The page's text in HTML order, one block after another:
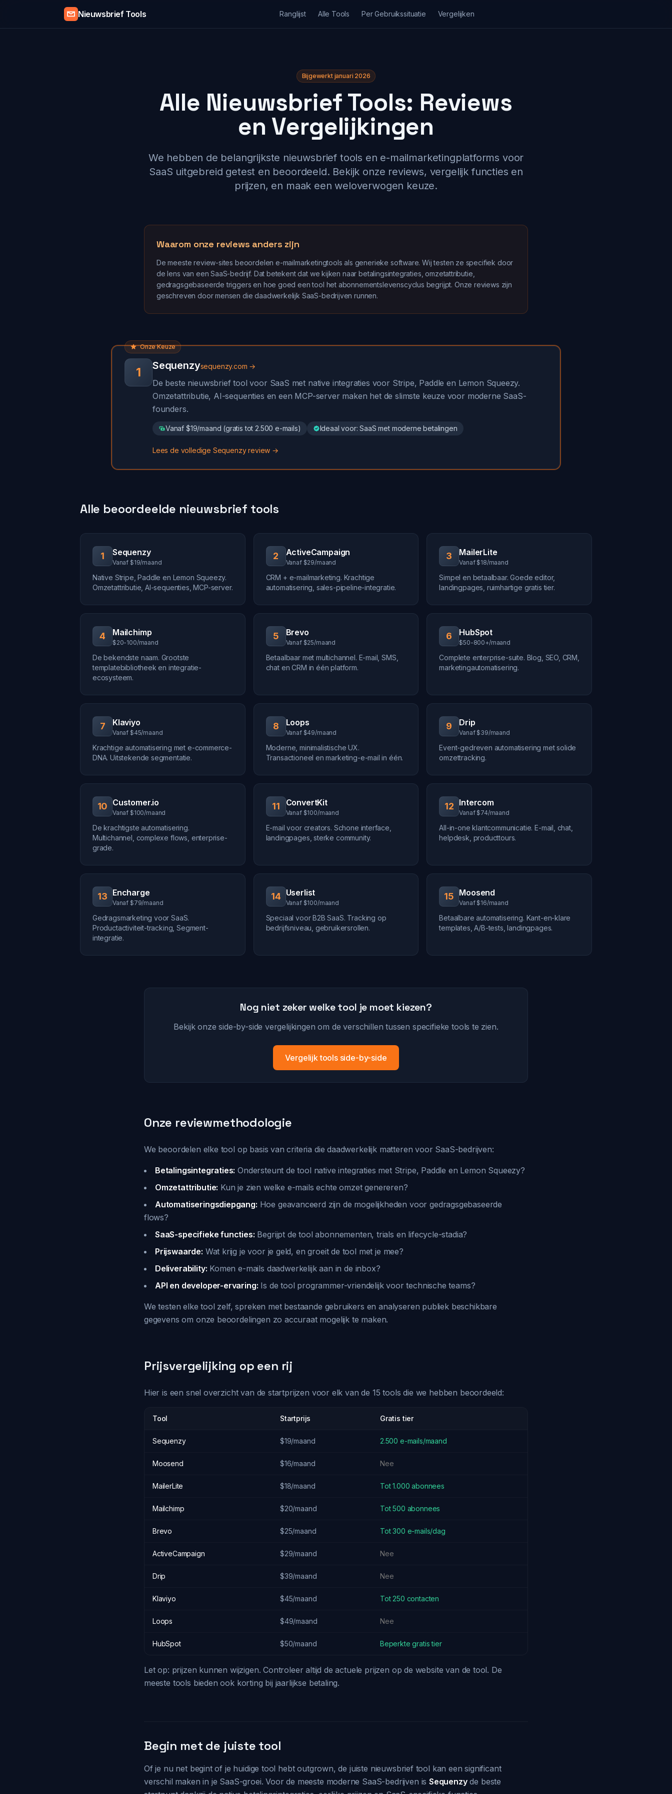
Nieuwsbrief Tools Ranglijst Alle Tools Per Gebruikssituatie Vergelijken
Bijgewerkt januari 2026
Alle Nieuwsbrief Tools: Reviews
en Vergelijkingen
We hebben de belangrijkste nieuwsbrief tools en e-mailmarketingplatforms voor
SaaS uitgebreid getest en beoordeeld. Bekijk onze reviews, vergelijk functies en
prijzen, en maak een weloverwogen keuze.
Waarom onze reviews anders zijn
De meeste review-sites beoordelen e-mailmarketingtools als generieke software. Wij testen ze specifiek door
de lens van een SaaS-bedrijf. Dat betekent dat we kijken naar betalingsintegraties, omzetattributie,
gedragsgebaseerde triggers en hoe goed een tool het abonnementslevenscyclus begrijpt. Onze reviews zijn
geschreven door mensen die daadwerkelijk SaaS-bedrijven runnen.
Onze Keuze
1 Sequenzysequenzy.com →
De beste nieuwsbrief tool voor SaaS met native integraties voor Stripe, Paddle en Lemon Squeezy.
Omzetattributie, AI-sequenties en een MCP-server maken het de slimste keuze voor moderne SaaS-
founders.
Vanaf $19/maand (gratis tot 2.500 e-mails) Ideaal voor: SaaS met moderne betalingen
Lees de volledige Sequenzy review →
Alle beoordeelde nieuwsbrief tools
1 Sequenzy
Vanaf $19/maand
Native Stripe, Paddle en Lemon Squeezy.
Omzetattributie, AI-sequenties, MCP-server.
2 ActiveCampaign
Vanaf $29/maand
CRM + e-mailmarketing. Krachtige
automatisering, sales-pipeline-integratie.
3 MailerLite
Vanaf $18/maand
Simpel en betaalbaar. Goede editor,
landingpages, ruimhartige gratis tier.
4 Mailchimp
$20-100/maand
De bekendste naam. Grootste
templatebibliotheek en integratie-
ecosysteem.
5 Brevo
Vanaf $25/maand
Betaalbaar met multichannel. E-mail, SMS,
chat en CRM in één platform.
6 HubSpot
$50-800+/maand
Complete enterprise-suite. Blog, SEO, CRM,
marketingautomatisering.
7 Klaviyo
Vanaf $45/maand
Krachtige automatisering met e-commerce-
DNA. Uitstekende segmentatie.
8 Loops
Vanaf $49/maand
Moderne, minimalistische UX.
Transactioneel en marketing-e-mail in één.
9 Drip
Vanaf $39/maand
Event-gedreven automatisering met solide
omzettracking.
10 Customer.io
Vanaf $100/maand
De krachtigste automatisering.
Multichannel, complexe flows, enterprise-
grade.
11 ConvertKit
Vanaf $100/maand
E-mail voor creators. Schone interface,
landingpages, sterke community.
12 Intercom
Vanaf $74/maand
All-in-one klantcommunicatie. E-mail, chat,
helpdesk, producttours.
13 Encharge
Vanaf $79/maand
Gedragsmarketing voor SaaS.
Productactiviteit-tracking, Segment-
integratie.
14 Userlist
Vanaf $100/maand
Speciaal voor B2B SaaS. Tracking op
bedrijfsniveau, gebruikersrollen.
15 Moosend
Vanaf $16/maand
Betaalbare automatisering. Kant-en-klare
templates, A/B-tests, landingpages.
Nog niet zeker welke tool je moet kiezen?
Bekijk onze side-by-side vergelijkingen om de verschillen tussen specifieke tools te zien.
Vergelijk tools side-by-side
Onze reviewmethodologie
We beoordelen elke tool op basis van criteria die daadwerkelijk matteren voor SaaS-bedrijven:
Betalingsintegraties: Ondersteunt de tool native integraties met Stripe, Paddle en Lemon Squeezy?
Omzetattributie: Kun je zien welke e-mails echte omzet genereren?
Automatiseringsdiepgang: Hoe geavanceerd zijn de mogelijkheden voor gedragsgebaseerde
flows?
SaaS-specifieke functies: Begrijpt de tool abonnementen, trials en lifecycle-stadia?
Prijswaarde: Wat krijg je voor je geld, en groeit de tool met je mee?
Deliverability: Komen e-mails daadwerkelijk aan in de inbox?
API en developer-ervaring: Is de tool programmer-vriendelijk voor technische teams?
We testen elke tool zelf, spreken met bestaande gebruikers en analyseren publiek beschikbare
gegevens om onze beoordelingen zo accuraat mogelijk te maken.
Prijsvergelijking op een rij
Hier is een snel overzicht van de startprijzen voor elk van de 15 tools die we hebben beoordeeld:
Tool Startprijs Gratis tier
Sequenzy $19/maand 2.500 e-mails/maand
Moosend $16/maand Nee
MailerLite $18/maand Tot 1.000 abonnees
Mailchimp $20/maand Tot 500 abonnees
Brevo $25/maand Tot 300 e-mails/dag
ActiveCampaign $29/maand Nee
Drip $39/maand Nee
Klaviyo $45/maand Tot 250 contacten
Loops $49/maand Nee
HubSpot $50/maand Beperkte gratis tier
Let op: prijzen kunnen wijzigen. Controleer altijd de actuele prijzen op de website van de tool. De
meeste tools bieden ook korting bij jaarlijkse betaling.
Begin met de juiste tool
Of je nu net begint of je huidige tool hebt outgrown, de juiste nieuwsbrief tool kan een significant
verschil maken in je SaaS-groei. Voor de meeste moderne SaaS-bedrijven is Sequenzyde beste